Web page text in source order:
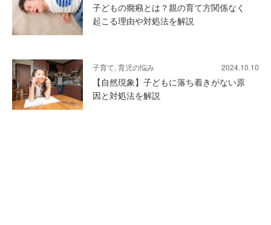
子どもの癇癪とは？親の育て方関係なく
起こる理由や対処法を解説
子育て, 育児の悩み 2024.10.10
【自然現象】子どもに落ち着きがない原
因と対処法を解説